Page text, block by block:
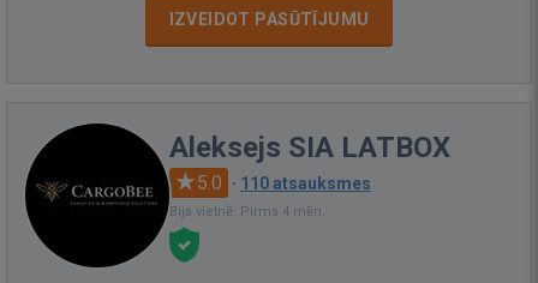
IZVEIDOT PASŪTĪJUMU
Aleksejs SIA LATBOX
5.0 · 110 atsauksmes
Bija vietnē: Pirms 4 mēn.